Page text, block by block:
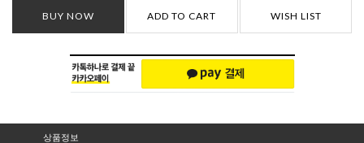
BUY NOW ADD TO CART WISH LIST
상품정보